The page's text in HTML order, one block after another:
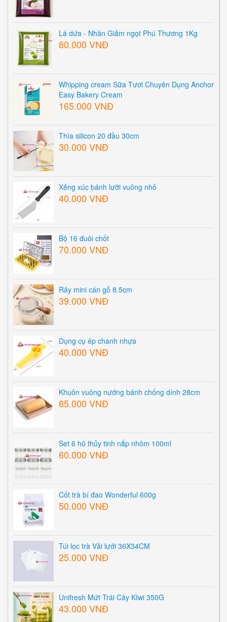
Lá dứa - Nhân Giảm ngọt Phú Thương 1Kg
80.000 VNĐ
Whipping cream Sữa Tươi Chuyên Dụng Anchor
Easy Bakery Cream
165.000 VNĐ
Thìa silicon 20 đầu 30cm
30.000 VNĐ
Xẻng xúc bánh lưỡi vuông nhỏ
40.000 VNĐ
Bộ 16 đuôi chốt
70.000 VNĐ
Rây mini cán gỗ 8.5cm
39.000 VNĐ
Dụng cụ ép chanh nhựa
40.000 VNĐ
Khuôn vuông nướng bánh chống dính 28cm
85.000 VNĐ
Set 6 hũ thủy tinh nắp nhôm 100ml
60.000 VNĐ
Cốt trà bí đao Wonderful 600g
50.000 VNĐ
Túi lọc trà Vải lưới 36X34CM
25.000 VNĐ
Unifresh Mứt Trái Cây KIwi 350G
43.000 VNĐ